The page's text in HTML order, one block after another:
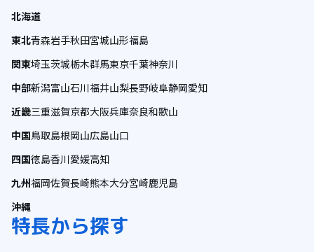
北海道
東北青森岩手秋田宮城山形福島
関東埼玉茨城栃木群馬東京千葉神奈川
中部新潟富山石川福井山梨長野岐阜静岡愛知
近畿三重滋賀京都大阪兵庫奈良和歌山
中国鳥取島根岡山広島山口
四国徳島香川愛媛高知
九州福岡佐賀長崎熊本大分宮崎鹿児島
沖縄
特長から探す